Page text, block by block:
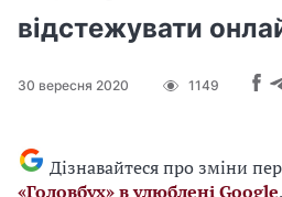
відстежувати
30 вересня 2020 1149
Дізнавайтеся про зміни
«Головбух» в улюблені Google